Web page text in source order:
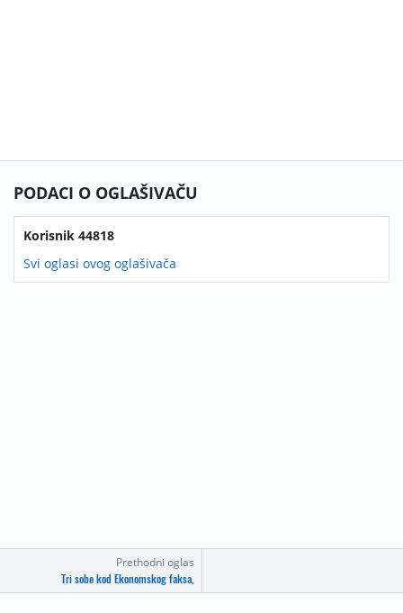
Prethodni oglas
Tri sobe kod Ekonomskog faksa,
PODACI O OGLAŠIVAČU
Korisnik 44818
Svi oglasi ovog oglašivača